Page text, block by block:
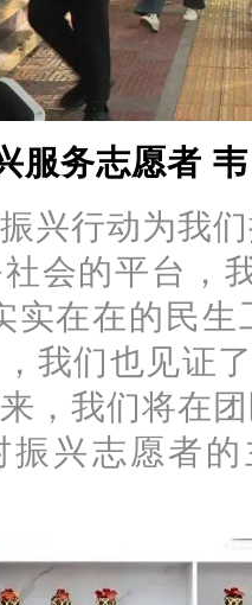
服务志愿者
兴行动为我
会的平台，
实在在的民
我们也见证
，我们将在
振兴志愿者